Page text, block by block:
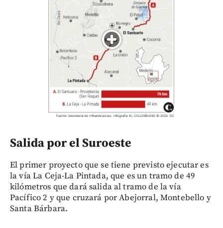
Salida por el Suroeste
El primer proyecto que se tiene previsto ejecutar es
la vía La Ceja-La Pintada, que es un tramo de 49
kilómetros que dará salida al tramo de la vía
Pacífico 2 y que cruzará por Abejorral, Montebello y
Santa Bárbara.